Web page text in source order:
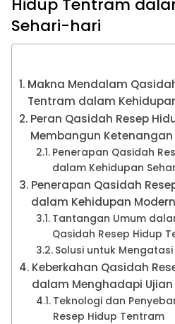
Hidup Tentram
Sehari-hari
Makna Mendalam
Tentram dalam
Peran Qasidah Resep
Membangun
Penerapan Qasidah
dalam Kehidupan
Penerapan Qasidah
dalam Kehidupan Modern
Tantangan Umum
Qasidah Resep Hidup
Solusi untuk
Keberkahan Qasidah
dalam Menghadapi Ujian
Teknologi dan
Resep Hidup Tentram